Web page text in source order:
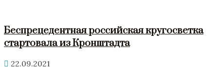
Беспрецедентная российская кругосветка
стартовала из Кронштадта
22.09.2021